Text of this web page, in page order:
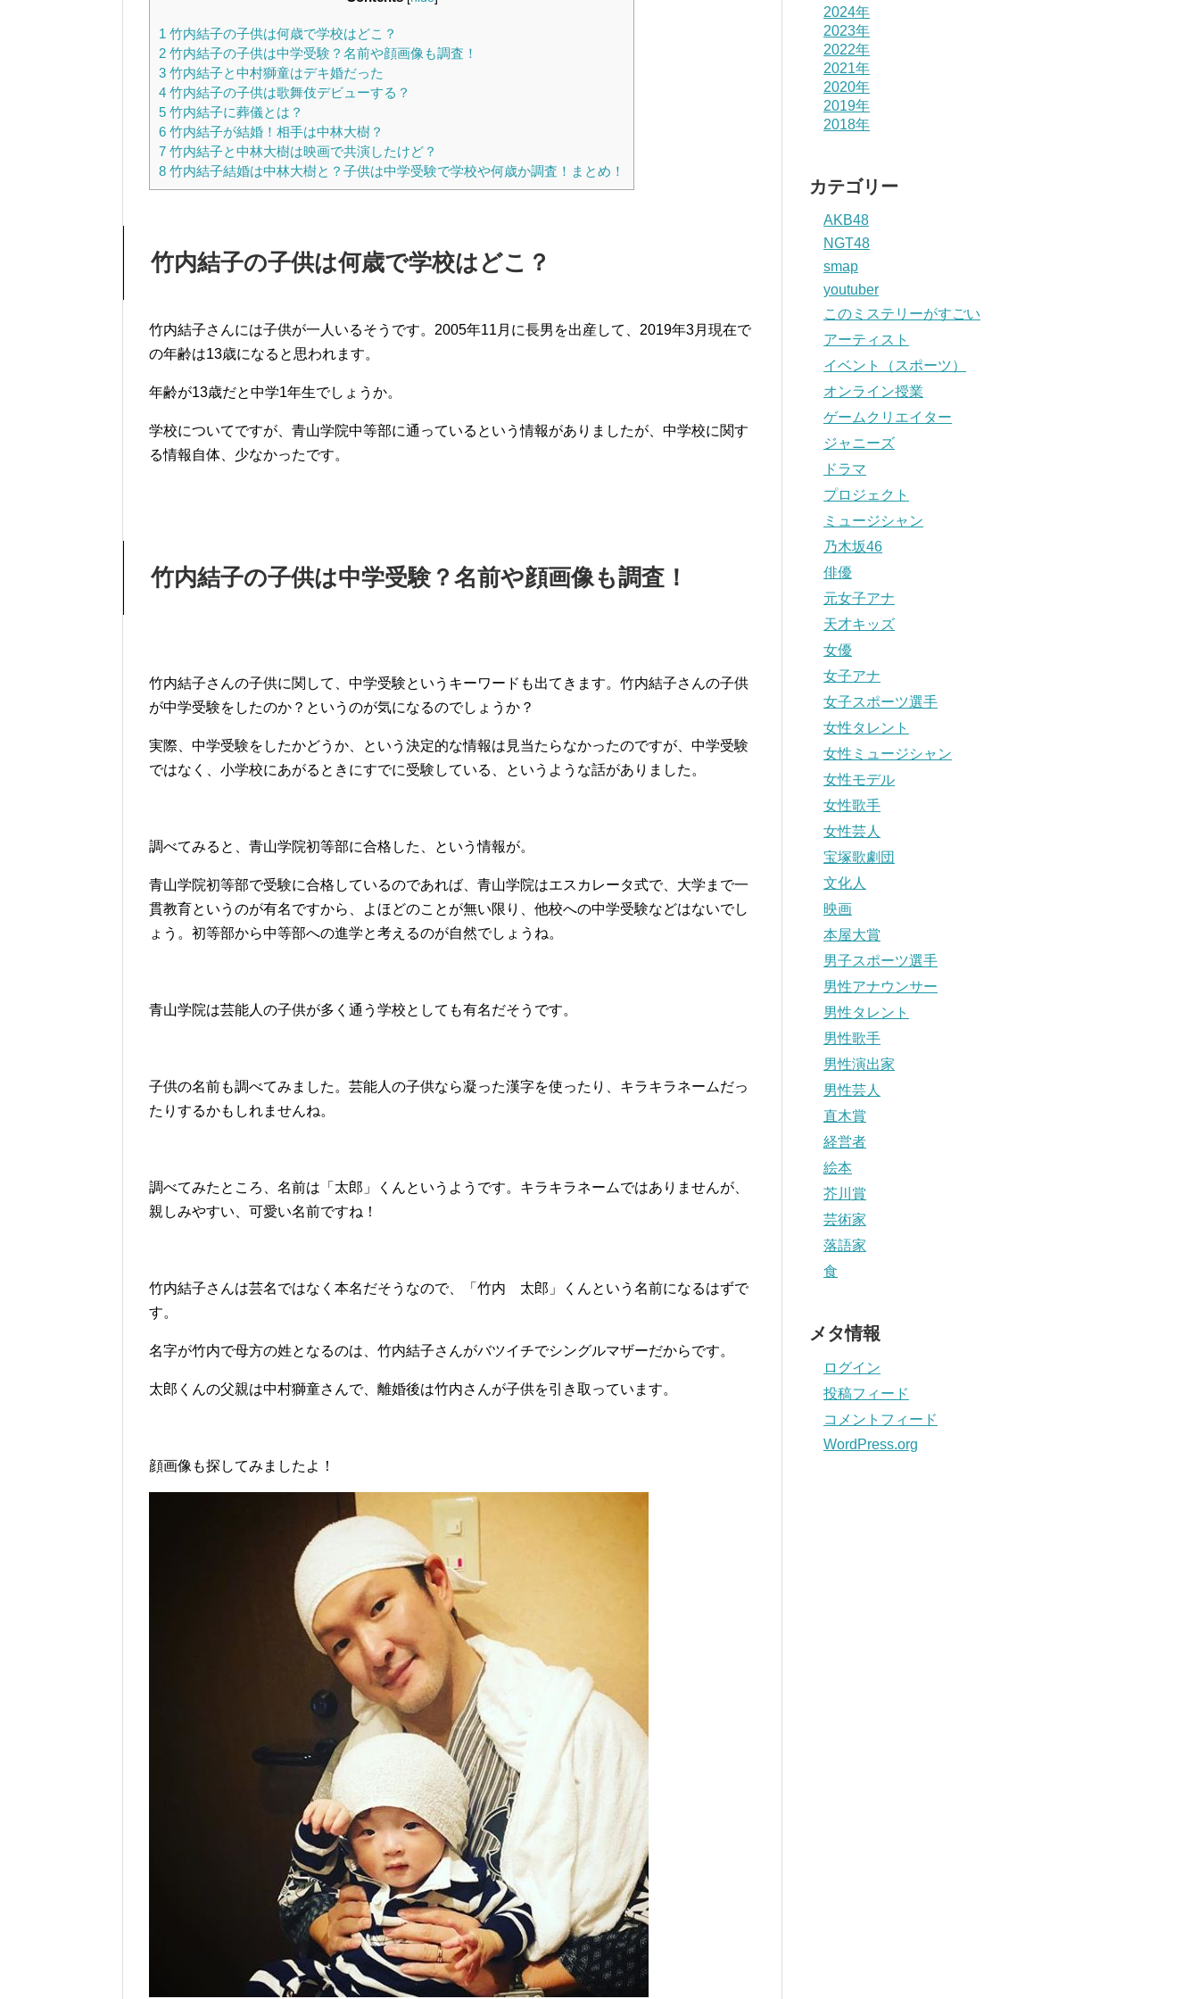
1 竹内結子の子供は何歳で学校はどこ？
2 竹内結子の子供は中学受験？名前や顔画像も調査！
3 竹内結子と中村獅童はデキ婚だった
4 竹内結子の子供は歌舞伎デビューする？
5 竹内結子に葬儀とは？
6 竹内結子が結婚！相手は中林大樹？
7 竹内結子と中林大樹は映画で共演したけど？
8 竹内結子結婚は中林大樹と？子供は中学受験で学校や何歳か調査！まとめ！
竹内結子の子供は何歳で学校はどこ？
竹内結子さんには子供が一人いるそうです。2005年11月に長男を出産して、2019年3月現在で
の年齢は13歳になると思われます。
年齢が13歳だと中学1年生でしょうか。
学校についてですが、青山学院中等部に通っているという情報がありましたが、中学校に関す
る情報自体、少なかったです。
竹内結子の子供は中学受験？名前や顔画像も調査！
竹内結子さんの子供に関して、中学受験というキーワードも出てきます。竹内結子さんの子供
が中学受験をしたのか？というのが気になるのでしょうか？
実際、中学受験をしたかどうか、という決定的な情報は見当たらなかったのですが、中学受験
ではなく、小学校にあがるときにすでに受験している、というような話がありました。
調べてみると、青山学院初等部に合格した、という情報が。
青山学院初等部で受験に合格しているのであれば、青山学院はエスカレータ式で、大学まで一
貫教育というのが有名ですから、よほどのことが無い限り、他校への中学受験などはないでし
ょう。初等部から中等部への進学と考えるのが自然でしょうね。
青山学院は芸能人の子供が多く通う学校としても有名だそうです。
子供の名前も調べてみました。芸能人の子供なら凝った漢字を使ったり、キラキラネームだっ
たりするかもしれませんね。
調べてみたところ、名前は「太郎」くんというようです。キラキラネームではありませんが、
親しみやすい、可愛い名前ですね！
竹内結子さんは芸名ではなく本名だそうなので、「竹内 太郎」くんという名前になるはずで
す。
名字が竹内で母方の姓となるのは、竹内結子さんがバツイチでシングルマザーだからです。
太郎くんの父親は中村獅童さんで、離婚後は竹内さんが子供を引き取っています。
顔画像も探してみましたよ！
2024年
2023年
2022年
2021年
2020年
2019年
2018年
カテゴリー
AKB48
NGT48
smap
youtuber
このミステリーがすごい
アーティスト
イベント（スポーツ）
オンライン授業
ゲームクリエイター
ジャニーズ
ドラマ
プロジェクト
ミュージシャン
乃木坂46
俳優
元女子アナ
天才キッズ
女優
女子アナ
女子スポーツ選手
女性タレント
女性ミュージシャン
女性モデル
女性歌手
女性芸人
宝塚歌劇団
文化人
映画
本屋大賞
男子スポーツ選手
男性アナウンサー
男性タレント
男性歌手
男性演出家
男性芸人
直木賞
経営者
絵本
芥川賞
芸術家
落語家
食
メタ情報
ログイン
投稿フィード
コメントフィード
WordPress.org